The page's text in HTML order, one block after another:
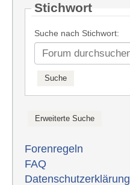
Stichwort
Suche nach Stichwort:
Forenregeln
FAQ
Datenschutzerklärung